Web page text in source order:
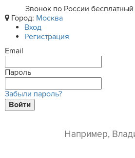
Звонок по России бесплатный
Город: Москва
Вход
Регистрация
Email
Пароль
Забыли пароль?
Войти